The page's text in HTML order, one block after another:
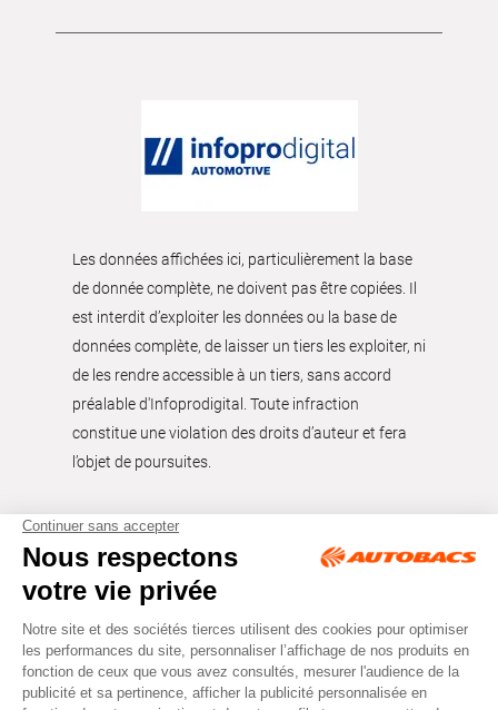
Les données affichées ici, particulièrement la base
de donnée complète, ne doivent pas être copiées. Il
est interdit d’exploiter les données ou la base de
données complète, de laisser un tiers les exploiter, ni
de les rendre accessible à un tiers, sans accord
préalable d'Infoprodigital. Toute infraction
constitue une violation des droits d’auteur et fera
l’objet de poursuites.
Tous droits réservés © Autobacs